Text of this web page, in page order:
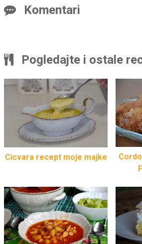
Komentari
Pogledajte i ostale
Cicvara recept moje majke